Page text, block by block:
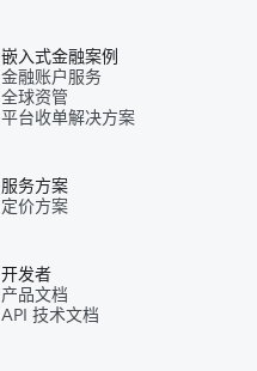
嵌入式金融案例
金融账户服务
全球资管
平台收单解决方案
服务方案
定价方案
开发者
产品文档
API 技术文档